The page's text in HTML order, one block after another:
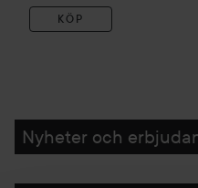
KÖP
Nyheter och